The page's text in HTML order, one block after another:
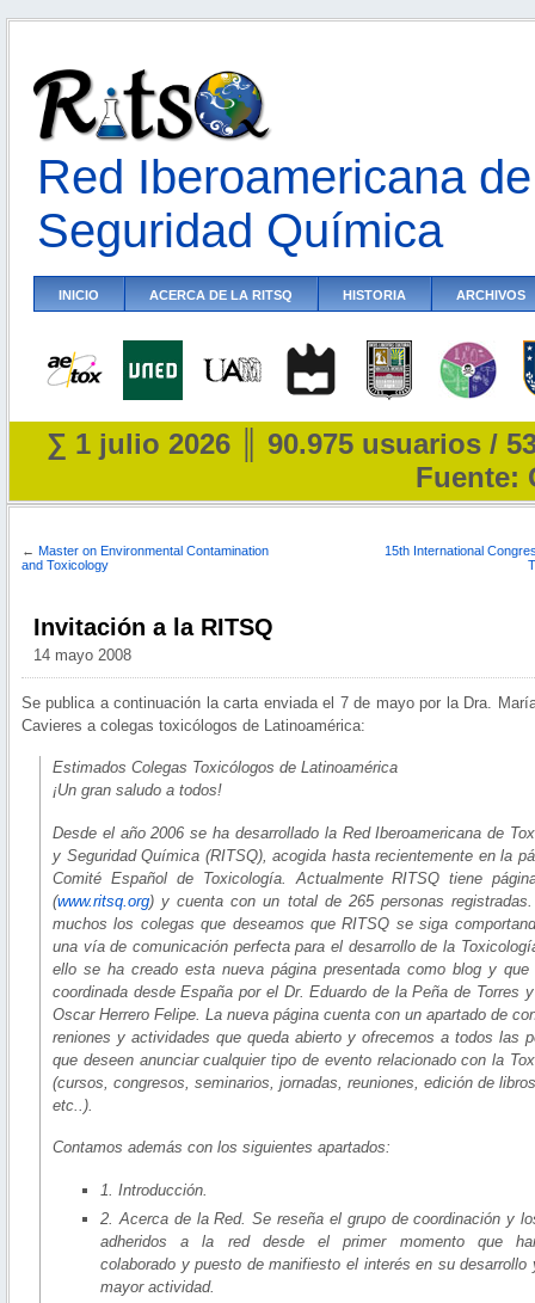
Red Iberoamericana
Seguridad Química
INICIO ACERCA DE LA RITSQ HISTORIA ARCHIVOS
∑ 1 julio 2026 ║ 90.975 usuarios /
Fuente:
← Master on Environmental Contamination
and Toxicology
15th International
Invitación a la RITSQ
14 mayo 2008
Se publica a continuación la carta enviada el 7 de mayo por la Dra.
Cavieres a colegas toxicólogos de Latinoamérica:
Estimados Colegas Toxicólogos de Latinoamérica
¡Un gran saludo a todos!
Desde el año 2006 se ha desarrollado la Red Iberoamericana de
y Seguridad Química (RITSQ), acogida hasta recientemente en la
Comité Español de Toxicología. Actualmente RITSQ tiene
(www.ritsq.org) y cuenta con un total de 265 personas
muchos los colegas que deseamos que RITSQ se siga
una vía de comunicación perfecta para el desarrollo de la
ello se ha creado esta nueva página presentada como blog y que
coordinada desde España por el Dr. Eduardo de la Peña de Torres
Oscar Herrero Felipe. La nueva página cuenta con un apartado de
reniones y actividades que queda abierto y ofrecemos a todos las
que deseen anunciar cualquier tipo de evento relacionado con la
(cursos, congresos, seminarios, jornadas, reuniones, edición de
etc..).
Contamos además con los siguientes apartados:
1. Introducción.
2. Acerca de la Red. Se reseña el grupo de coordinación y
adheridos a la red desde el primer momento que
colaborado y puesto de manifiesto el interés en su desarrollo
mayor actividad.